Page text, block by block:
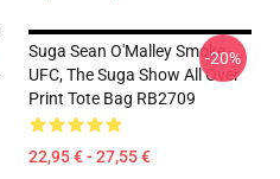
Suga Sean O'Malley Smoke -
UFC, The Suga Show All Over
Print Tote Bag RB2709
22,95 € - 27,55 €
-20%